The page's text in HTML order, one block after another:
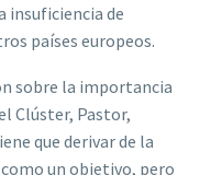
insuficiencia de
países europeos.
sobre la importancia
Clúster, Pastor,
que derivar de la
un objetivo, pero